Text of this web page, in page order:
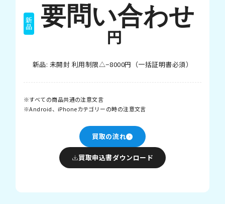
新品 要問い合わせ
円
新品: 未開封 利用制限△−8000円（一括証明書必須）
すべての商品共通の注意文言
Android、iPhoneカテゴリーの時の注意文言
買取の流れ
買取申込書ダウンロード